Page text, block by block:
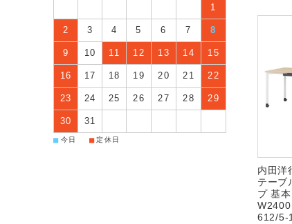
内田洋
テーブ
プ 基
612/5-
1
2 3 4 5 6 7 8
9 10 11 12 13 14 15
16 17 18 19 20 21 22
23 24 25 26 27 28 29
30 31
■ 今日 ■ 定休日